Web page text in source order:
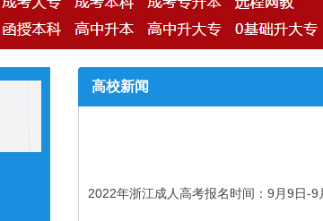
高校新闻
2022年浙江成人高考报名时间：9月9日-9